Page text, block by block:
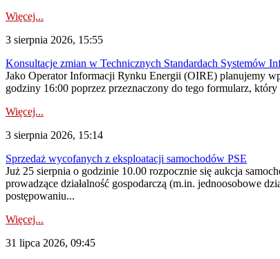
Więcej...
3 sierpnia 2026, 15:55
Konsultacje zmian w Technicznych Standardach Systemów
Jako Operator Informacji Rynku Energii (OIRE) planujemy
godziny 16:00 poprzez przeznaczony do tego formularz,
Więcej...
3 sierpnia 2026, 15:14
Sprzedaż wycofanych z eksploatacji samochodów PSE
Już 25 sierpnia o godzinie 10.00 rozpocznie się aukcja
prowadzące działalność gospodarczą (m.in. jednoosobowe
postępowaniu...
Więcej...
31 lipca 2026, 09:45